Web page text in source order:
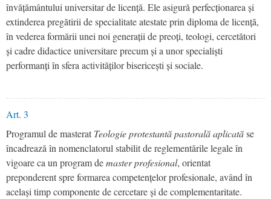
învățământului universitar de licență. Ele asigură perfecționarea și
extinderea pregătirii de specialitate atestate prin diploma de licență,
în vederea formării unei noi generații de preoți, teologi, cercetători
și cadre didactice universitare precum și a unor specialiști
performanți în sfera activităților bisericești și sociale.
Art. 3
Programul de masterat Teologie protestantă pastorală aplicatăse
încadrează în nomenclatorul stabilit de reglementările legale în
vigoare ca un program demaster profesional, orientat
preponderent spre formarea competențelor profesionale, având în
același timp componente de cercetare și de complementaritate.